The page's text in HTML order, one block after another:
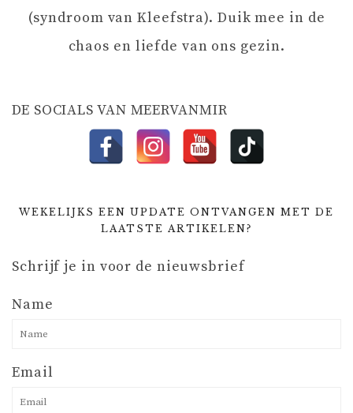
T
E
(syndroom van Kleefstra). Duik mee in de
chaos en liefde van ons gezin.
DE SOCIALS VAN MEERVANMIR
WEKELIJKS EEN UPDATE ONTVANGEN MET DE
LAATSTE ARTIKELEN?
Schrijf je in voor de nieuwsbrief
Name
Email